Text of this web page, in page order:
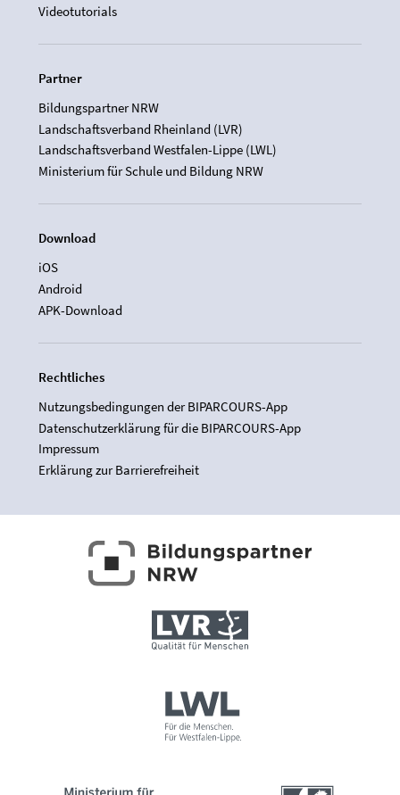
Videotutorials
Partner
Bildungspartner NRW
Landschaftsverband Rheinland (LVR)
Landschaftsverband Westfalen-Lippe (LWL)
Ministerium für Schule und Bildung NRW
Download
iOS
Android
APK-Download
Rechtliches
Nutzungsbedingungen der BIPARCOURS-App
Datenschutzerklärung für die BIPARCOURS-App
Impressum
Erklärung zur Barrierefreiheit